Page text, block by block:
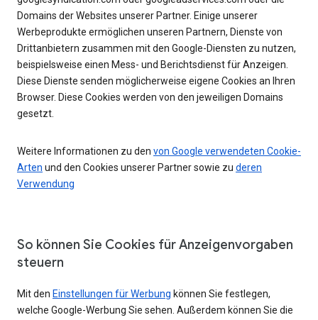
Domains der Websites unserer Partner. Einige unserer
Werbeprodukte ermöglichen unseren Partnern, Dienste von
Drittanbietern zusammen mit den Google-Diensten zu nutzen,
beispielsweise einen Mess- und Berichtsdienst für Anzeigen.
Diese Dienste senden möglicherweise eigene Cookies an Ihren
Browser. Diese Cookies werden von den jeweiligen Domains
gesetzt.
Weitere Informationen zu den von Google verwendeten Cookie-
Arten und den Cookies unserer Partner sowie zu deren
Verwendung
So können Sie Cookies für Anzeigenvorgaben
steuern
Mit den Einstellungen für Werbung können Sie festlegen,
welche Google-Werbung Sie sehen. Außerdem können Sie die